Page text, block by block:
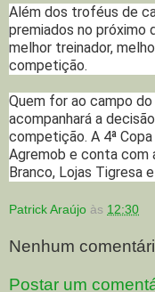
Além dos troféus de
premiados no próximo
melhor treinador,
competição.
Quem for ao campo
acompanhará a
competição. A 4ª
Agremob e conta com
Branco, Lojas Tigresa
Patrick Araújo às 12:30
Nenhum
Postar um